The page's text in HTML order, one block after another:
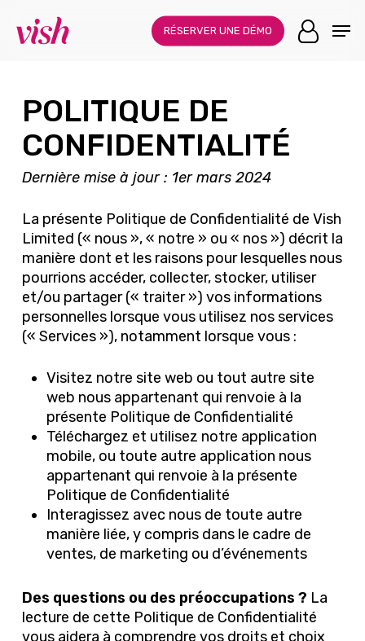
main
RÉSERVER UNE DÉMO
POLITIQUE DE
CONFIDENTIALITÉ
Dernière mise à jour : 1er mars 2024
La présente Politique de Confidentialité de Vish
Limited (« nous », « notre » ou « nos ») décrit la
manière dont et les raisons pour lesquelles nous
pourrions accéder, collecter, stocker, utiliser
et/ou partager (« traiter ») vos informations
personnelles lorsque vous utilisez nos services
(« Services »), notamment lorsque vous :
Visitez notre site web ou tout autre site
web nous appartenant qui renvoie à la
présente Politique de Confidentialité
Téléchargez et utilisez notre application
mobile, ou toute autre application nous
appartenant qui renvoie à la présente
Politique de Confidentialité
Interagissez avec nous de toute autre
manière liée, y compris dans le cadre de
ventes, de marketing ou d’événements
Des questions ou des préoccupations ? La
lecture de cette Politique de Confidentialité
vous aidera à comprendre vos droits et choix